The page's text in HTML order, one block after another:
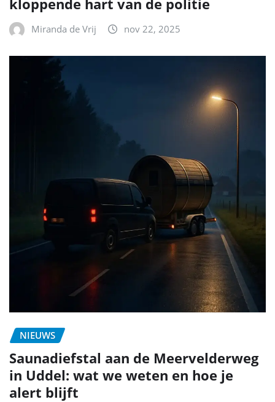
Miranda de Vrij nov 22, 2025
NIEUWS
Saunadiefstal aan de Meervelderweg
in Uddel: wat we weten en hoe je
alert blijft